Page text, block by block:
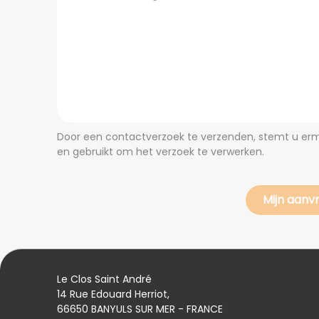
Door een contactverzoek te verzenden, stemt u
en gebruikt om het verzoek te verwerken.
Le Clos Saint André
14 Rue Edouard Herriot,
66650 BANYULS SUR MER - FRANCE